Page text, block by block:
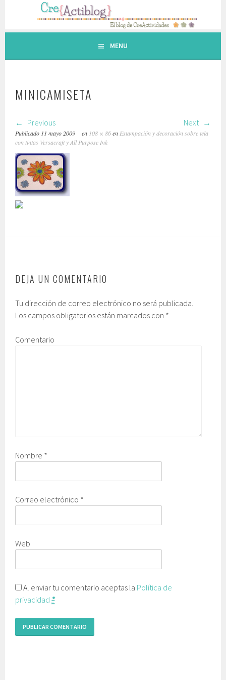
contenido.
MENU
MINICAMISETA
Previous Next
Publicado 11 mayo 2009 en 108 × 86en Estampación y decoración sobre tela
con tintas Versacraft y All Purpose Ink
DEJA UN COMENTARIO
Tu dirección de correo electrónico no será publicada.
Los campos obligatorios están marcados con *
Comentario
Nombre *
Correo electrónico *
Web
Al enviar tu comentario aceptas la Política de
privacidad *